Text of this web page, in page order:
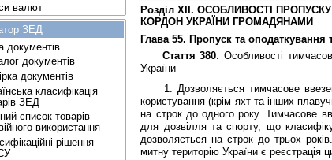
Роздiл XII. ОСОБЛИВОСТI
КОРДОН УКРАЇНИ ГРОМАДЯНАМИ
Глава 55. Пропуск та
Стаття 380. Особливостi
України
1. Дозволяється тимчасове
користування (крiм яхт та iнших
на строк до одного року. Тимчасове
для дозвiлля та спорту, що
дозволяється на строк до трьох
митну територiю України є реєстрацiя
валют
ЗЕД
документів
документів
документів
класифікація
ЗЕД
список товарів
використання
рішення